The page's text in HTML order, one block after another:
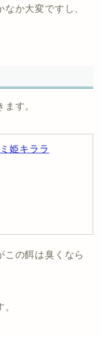
か大変ですし、
す。
姫キララ
この餌は臭くなら